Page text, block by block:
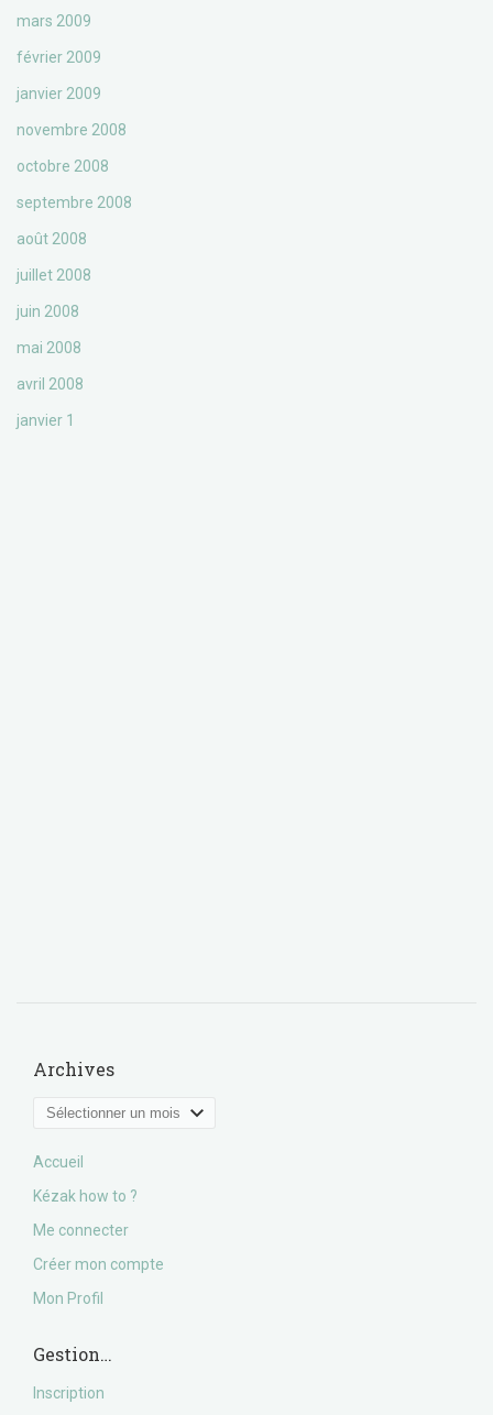
mars 2009
février 2009
janvier 2009
novembre 2008
octobre 2008
septembre 2008
août 2008
juillet 2008
juin 2008
mai 2008
avril 2008
janvier 1
Archives
Archives
Accueil
Kézak how to ?
Me connecter
Créer mon compte
Mon Profil
Gestion…
Inscription